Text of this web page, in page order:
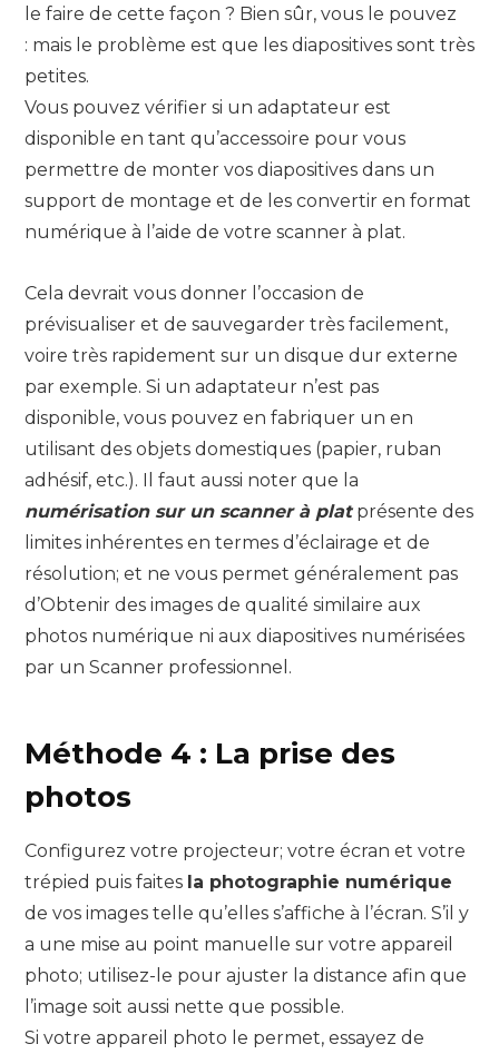
le faire de cette façon ? Bien sûr, vous le pouvez
: mais le problème est que les diapositives sont très
petites.
Vous pouvez vérifier si un adaptateur est
disponible en tant qu’accessoire pour vous
permettre de monter vos diapositives dans un
support de montage et de les convertir en format
numérique à l’aide de votre scanner à plat.
Cela devrait vous donner l’occasion de
prévisualiser et de sauvegarder très facilement,
voire très rapidement sur un disque dur externe
par exemple. Si un adaptateur n’est pas
disponible, vous pouvez en fabriquer un en
utilisant des objets domestiques (papier, ruban
adhésif, etc.). Il faut aussi noter que la
numérisation sur un scanner à platprésente des
limites inhérentes en termes d’éclairage et de
résolution; et ne vous permet généralement pas
d’Obtenir des images de qualité similaire aux
photos numérique ni aux diapositives numérisées
par un Scanner professionnel.
Méthode 4 : La prise des
photos
Configurez votre projecteur; votre écran et votre
trépied puis faites la photographie numérique
de vos images telle qu’elles s’affiche à l’écran. S’il y
a une mise au point manuelle sur votre appareil
photo; utilisez-le pour ajuster la distance afin que
l’image soit aussi nette que possible.
Si votre appareil photo le permet, essayez de